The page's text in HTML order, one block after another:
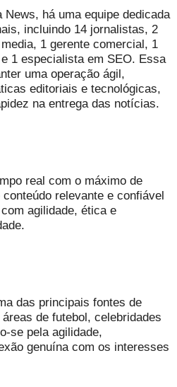
há uma equipe dedicada
incluindo 14 jornalistas, 2
1 gerente comercial, 1
1 especialista em SEO. Essa
uma operação ágil,
editoriais e tecnológicas,
na entrega das notícias.
real com o máximo de
relevante e confiável
agilidade, ética e
das principais fontes de
de futebol, celebridades
se pela agilidade,
genuína com os interesses